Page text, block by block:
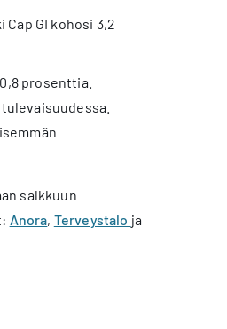
GI kohosi 3,2
prosenttia.
salkkuun
Anora, Terveystalo ja